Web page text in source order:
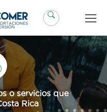
o servicios que
Rica